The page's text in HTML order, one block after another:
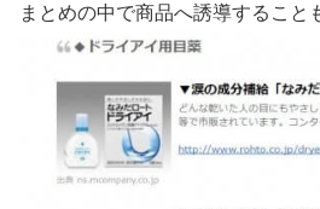
まとめの中で商品へ誘導すること